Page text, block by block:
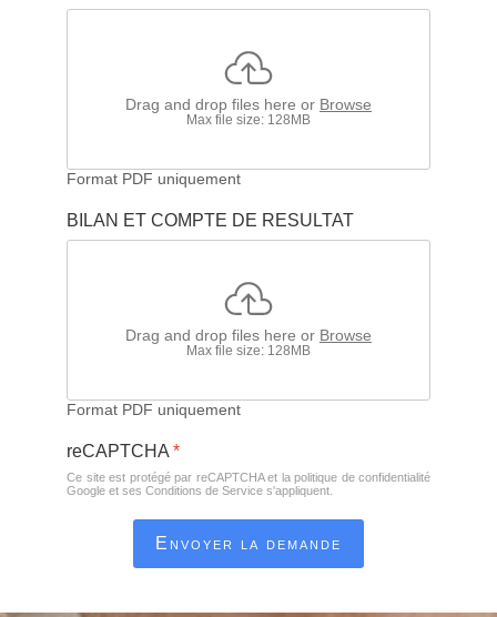
Drag and drop files here or Browse
Max file size: 128MB
Format PDF uniquement
BILAN ET COMPTE DE RESULTAT
Drag and drop files here or Browse
Max file size: 128MB
Format PDF uniquement
reCAPTCHA *
Ce site est protégé par reCAPTCHA et la politique de confidentialité
Google et ses Conditions de Service s'appliquent.
Envoyer la demande